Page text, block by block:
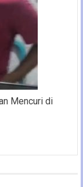
Mencuri di